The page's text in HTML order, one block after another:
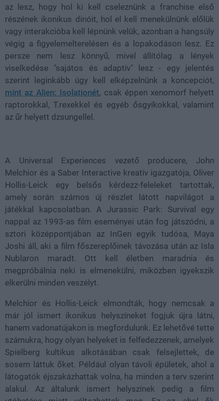
az lesz, hogy hol ki kell cseleznünk a franchise első
részének ikonikus dinóit, hol el kell menekülnünk előlük
vagy interakcióba kell lépnünk velük, azonban a hangsúly
végig a figyelemelterelésen és a lopakodáson lesz. Ez
persze nem lesz könnyű, mivel állítólag a lények
viselkedése "sajátos és adaptív" lesz - egy jelentés
szerint leginkább úgy kell elképzelnünk a koncepciót,
mint az Alien: Isolationét, csak éppen xenomorf helyett
raptorokkal, T.rexekkel és egyéb ősgyíkokkal, valamint
az űr helyett dzsungellel.
A Universal Experiences vezető producere, John
Melchior és a Saber Interactive kreatív igazgatója, Oliver
Hollis-Leick egy belsős kérdezz-feleleket tartottak,
amely során számos új részlet látott napvilágot a
játékkal kapcsolatban. A Jurassic Park: Survival egy
nappal az 1993-as film eseményei után fog játszódni, a
sztori középpontjában az InGen egyik tudósa, Maya
Joshi áll, aki a film főszereplőinek távozása után az Isla
Nublaron maradt. Ott kell életben maradnia és
megpróbálnia neki is elmenekülni, miközben igyekszik
elkerülni minden veszélyt.
Melchior és Hollis-Leick elmondták, hogy nemcsak a
már jól ismert ikonikus helyszíneket fogjuk újra látni,
hanem vadonatújakon is megfordulunk. Ez lehetővé tette
számukra, hogy olyan helyeket is felfedezzenek, amelyek
Spielberg kultikus alkotásában csak felsejlettek, de
sosem láttuk őket. Például olyan távoli épületek, ahol a
látogatók éjszakázhattak volna, ha minden a terv szerint
alakul. Az általunk ismert helyszínek pedig a film